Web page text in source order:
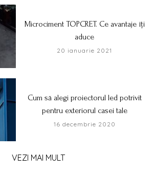
Microciment TOPCRET. Ce avantaje îți
aduce
20 ianuarie 2021
Cum să alegi proiectorul led potrivit
pentru exteriorul casei tale
16 decembrie 2020
VEZI MAI MULT